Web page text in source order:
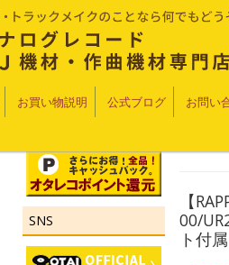
お買い物説明 公式ブログ お問い
SNS
【
00/
ト付属